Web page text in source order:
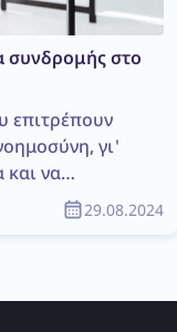
συνδρομής στο
επιτρέπουν
γι'
και να
στις
θα
29.08.2024